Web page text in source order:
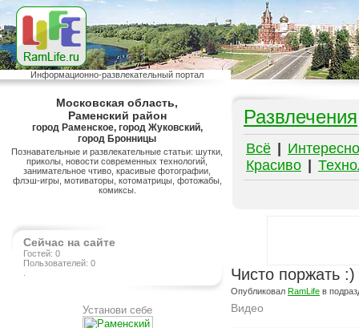
Информационно-развлекательный портал
Московская область,
Раменский район
город Раменское, город Жуковский,
город Бронницы
Познавательные и развлекательные статьи: шутки,
приколы, новости современных технологий,
занимательное чтиво, красивые фотографии,
флэш-игры, мотиваторы, котоматрицы, фотожабы,
комиксы.
Сейчас на сайте
Гостей: 0
Пользователей: 0
Установи себе
Развлечения
Всё
Интересно
Красиво
Чисто поржать :)
Опубликовал RamLife в
Видео